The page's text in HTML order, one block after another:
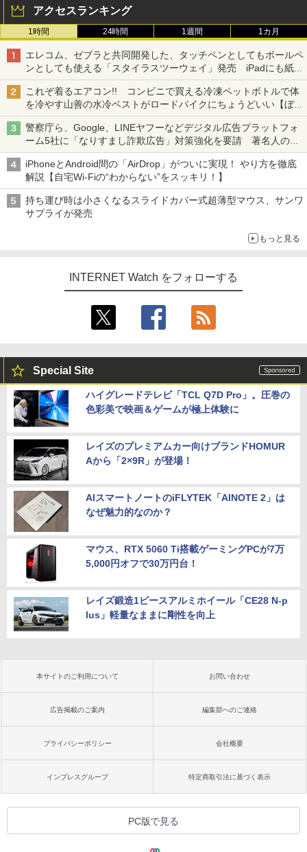
アクセスランキング
1時間 24時間 1週間 1カ月
エレコム、ゼブラと共同開発した、タッチペンとしてもボールペ
ンとしても使える「スタイラスツーウェイ」発売 iPadにも紙に
も、持ち替えずに書き込める
これぞ着るエアコン!! コンビニで買える冷凍ペットボトルで体
を冷やす山善の水冷ベストがロードバイクにちょうどいい【ぼっ
ち・ざ・ろーど！その14】【空いた時間でなにしてる？】
警察庁ら、Google、LINEヤフーなどデジタル広告プラットフォ
ーム5社に「なりすまし詐欺広告」対策強化を要請 著名人の写
真や映像を使った投資詐欺などへの対策として
iPhoneとAndroid間の「AirDrop」がついに実現！ やり方を徹底
解説【自宅Wi-Fiの“わからない”をスッキリ！】
持ち運び時は小さくなるスライドカバー式超薄型マウス、サンワ
サプライが発売
もっと見る
INTERNET Watch をフォローする
Special Site
ハイグレードテレビ「TCL Q7D Pro」。圧巻の
色彩美で映画＆ゲームが極上体験に
レイズのプレミアムカー向けブランドHOMUR
Aから「2×9R」が登場！
AIスマートノートのiFLYTEK「AINOTE 2」は
なぜ魅力的なのか？
マウス、RTX 5060 Ti搭載ゲーミングPCが7万
5,000円オフで30万円台！
レイズ鍛造1ピースアルミホイール「CE28 N-p
lus」軽量なままに剛性を向上
本サイトのご利用について お問い合わせ
広告掲載のご案内 編集部へのご連絡
プライバシーポリシー 会社概要
インプレスグループ 特定商取引法に基づく表示
PC版で見る